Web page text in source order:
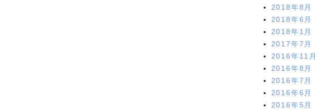
2018年8月
2018年6月
2018年1月
2017年7月
2016年11月
2016年8月
2016年7月
2016年6月
2016年5月